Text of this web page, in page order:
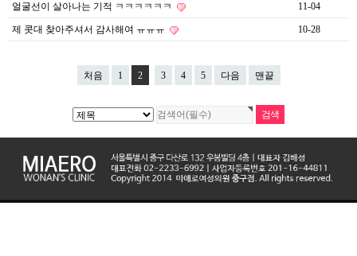
얼굴선이 살아나는 기적 ㅋㅋㅋㅋㅋㅋ 11-04
제 콧대 찾아주셔서 감사해여 ㅠㅠㅠ 10-28
처음 1 2 3 4 5 다음 맨끝